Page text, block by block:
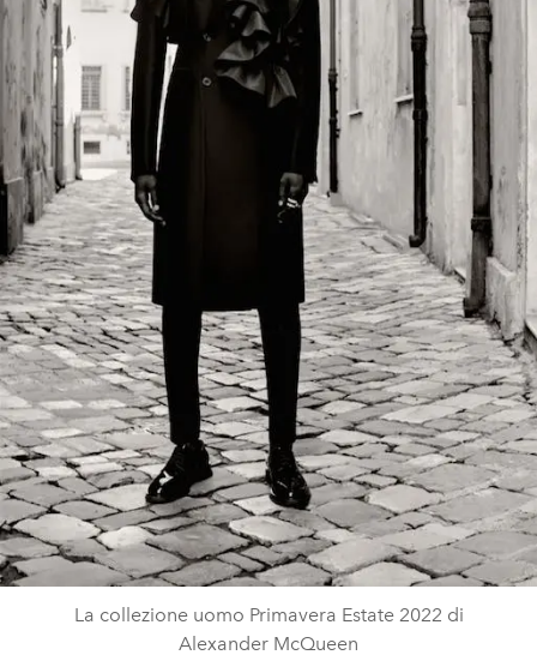
La collezione uomo Primavera Estate 2022 di
Alexander McQueen